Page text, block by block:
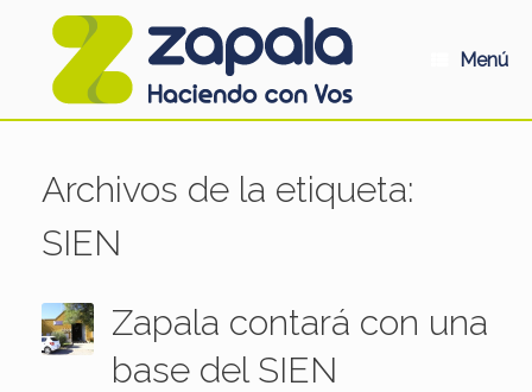
Menú
Archivos de la etiqueta:
SIEN
Zapala contará con una
base del SIEN